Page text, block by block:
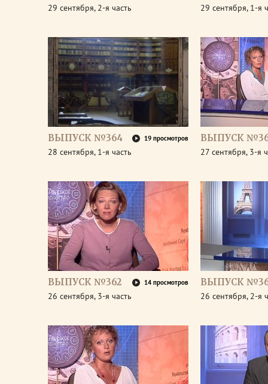
29 сентября, 2-я часть 29 сентября, 1-я
ВЫПУСК №364 19 просмотров
28 сентября, 1-я часть
ВЫПУСК
27 сентября, 3-я
ВЫПУСК №362 14 просмотров
26 сентября, 3-я часть
ВЫПУСК
26 сентября, 2-я